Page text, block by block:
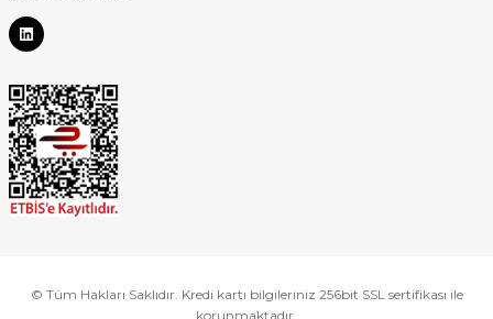
© Tüm Hakları Saklıdır. Kredi kartı bilgileriniz 256bit SSL sertifikası ile
korunmaktadır.